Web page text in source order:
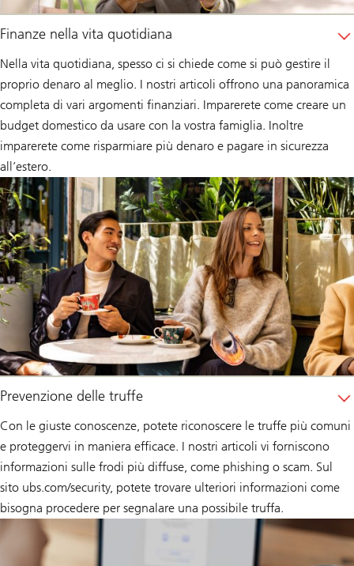
Finanze nella vita quotidiana
Nella vita quotidiana, spesso ci si chiede come si può gestire il
proprio denaro al meglio. I nostri articoli offrono una panoramica
completa di vari argomenti finanziari. Imparerete come creare un
budget domestico da usare con la vostra famiglia. Inoltre
imparerete come risparmiare più denaro e pagare in sicurezza
all’estero.
Prevenzione delle truffe
Con le giuste conoscenze, potete riconoscere le truffe più comuni
e proteggervi in maniera efficace. I nostri articoli vi forniscono
informazioni sulle frodi più diffuse, come phishing o scam. Sul
sito ubs.com/security, potete trovare ulteriori informazioni come
bisogna procedere per segnalare una possibile truffa.